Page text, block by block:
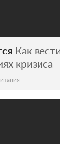
Как
кризиса